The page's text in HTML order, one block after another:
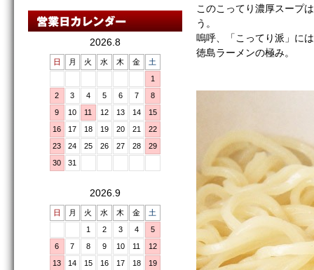
2026.8
日 月 火 水 木 金
土
1
2
3 4 5 6 7
8
9
10 11 12 13 14
15
16
17 18 19 20 21
22
23
24 25 26 27 28
29
30
31
2026.9
日 月 火 水 木 金
土
1
2 3 4
5
6
7 8 9 10 11
12
13
14 15 16 17 18
19
このこってり濃厚スープ
う。
嗚呼、「こってり派」に
徳島ラーメンの極み。